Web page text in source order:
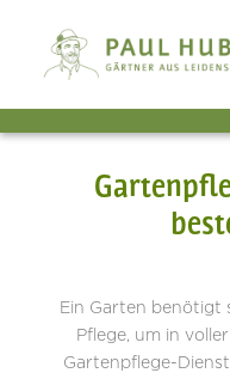
Ein Garten benötigt
Pflege, um in
Gartenpflege-